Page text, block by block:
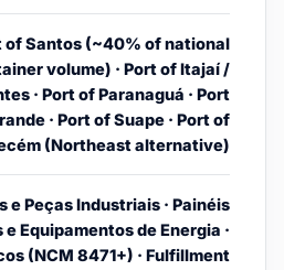
of Santos (~40% of national
volume) · Port of Itajaí /
· Port of Paranaguá · Port
· Port of Suape · Port of
(Northeast alternative)
e Peças Industriais · Painéis
e Equipamentos de Energia ·
(NCM 8471+) · Fulfillment